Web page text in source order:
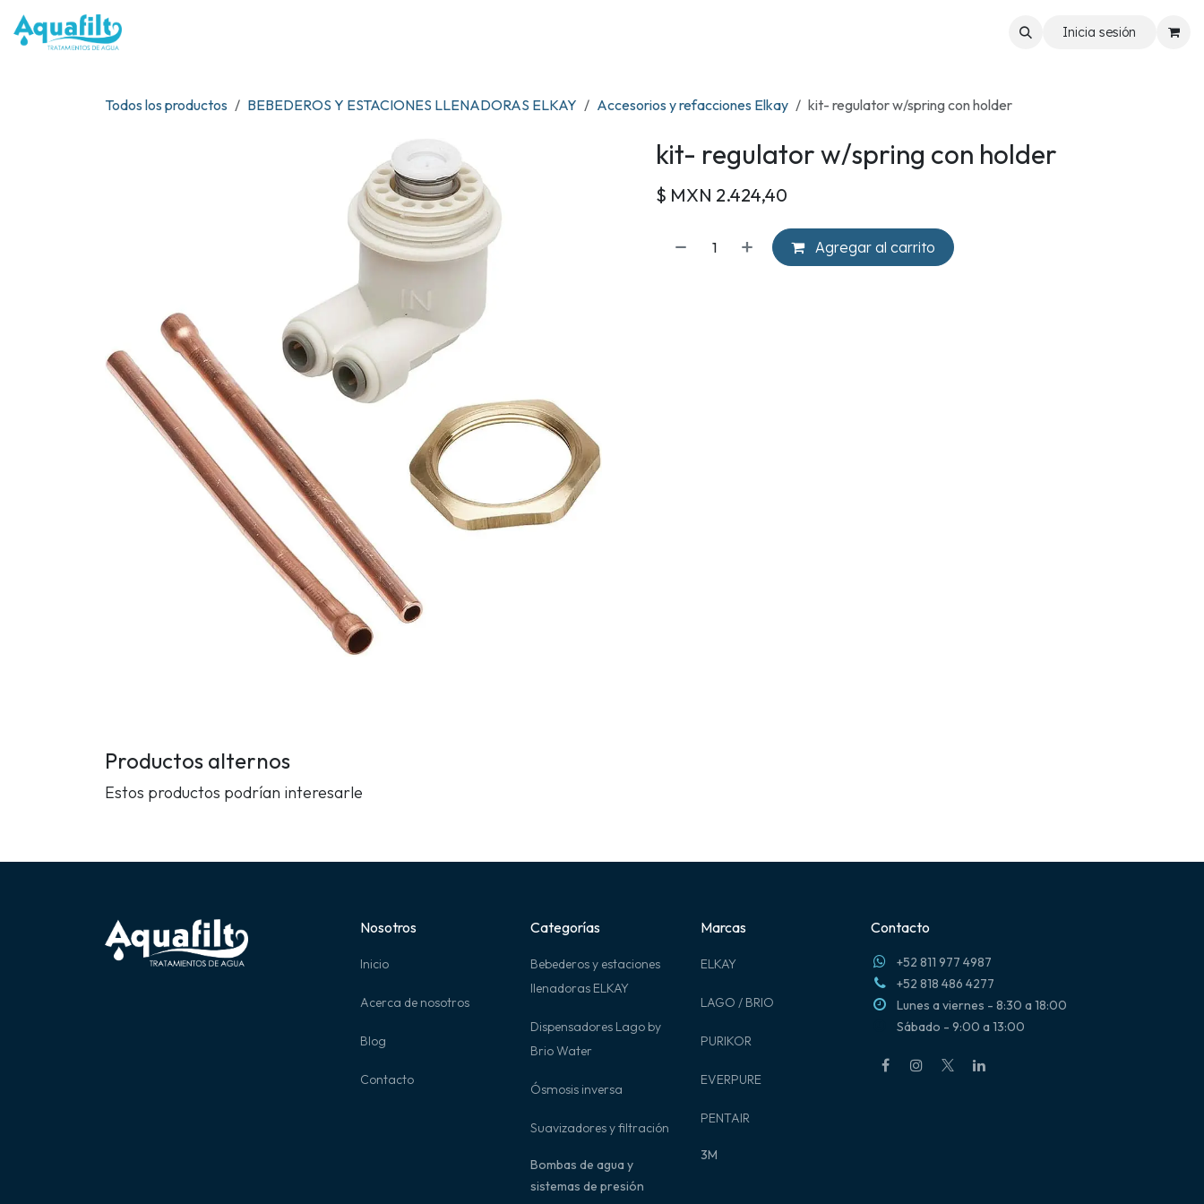
Ir al contenido
Inicia sesión
Todos los productos BEBEDEROS Y ESTACIONES LLENADORAS ELKAY Accesorios y refacciones Elkay kit- regulator w/spring con holder
kit- regulator w/spring con holder
$ MXN 2.424,40
Agregar al carrito
Productos alternos
Estos productos podrían interesarle
Nosotros
Inicio
Acerca de nosotros
Blog
Contacto
Categorías
Bebederos y estaciones
llenadoras ELKAY
Dispensadores Lago by
Brio Water
Ósmosis inversa
Suavizadores y filtración
Bombas de agua y
sistemas de presión
Marcas
ELKAY
LAGO / BRIO
PURIKOR
EVERPURE
PENTAIR
3M
Contacto
+52 811 977 4987
+52 818 486 4277
Lunes a viernes - 8:30 a 18:00
Sábado - 9:00 a 13:00